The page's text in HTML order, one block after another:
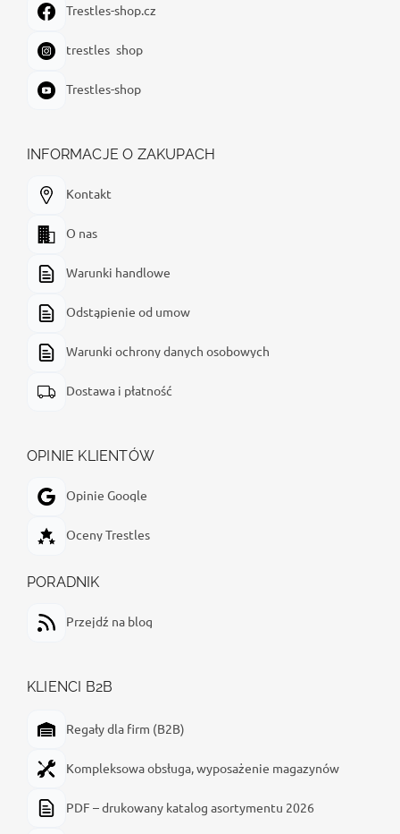
Trestles-shop.cz
trestles_shop
Trestles-shop
INFORMACJE O ZAKUPACH
Kontakt
O nas
Warunki handlowe
Odstąpienie od umow
Warunki ochrony danych osobowych
Dostawa i płatność
OPINIE KLIENTÓW
Opinie Google
Oceny Trestles
PORADNIK
Przejdź na blog
KLIENCI B2B
Regały dla firm (B2B)
Kompleksowa obsługa, wyposażenie magazynów
PDF – drukowany katalog asortymentu 2026